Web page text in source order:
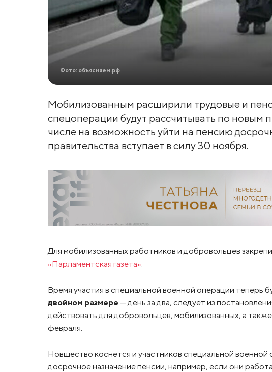
Фото: объясняем.рф
Мобилизованным расширили трудовые и
спецоперации будут рассчитывать по новым
числе на возможность уйти на пенсию
правительства вступает в силу 30 ноября.
Для мобилизованных работников и добровольцев
«Парламентская газета».
Время участия в специальной военной операции теперь
двойном размере — день за два, следует из
действовать для добровольцев, мобилизованных, а
февраля.
Новшество коснется и участников специальной
досрочное назначение пенсии, например, если они